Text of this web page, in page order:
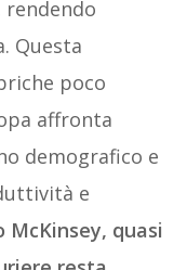
rendendo
Questa
poco
affronta
demografico e
e
McKinsey, quasi